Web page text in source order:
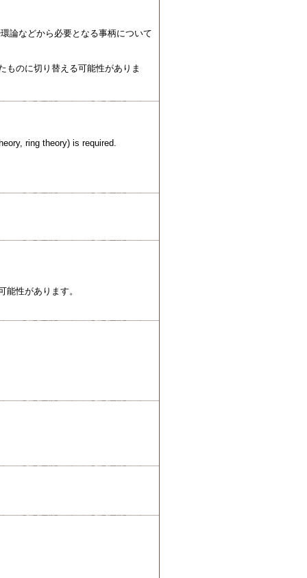
論などから必要となる事柄について
ものに切り替える可能性がありま
ring theory) is required.
性があります。